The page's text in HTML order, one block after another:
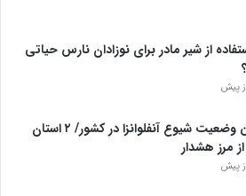
پایان داده است.
از شیر مادر برای نوزادان نارس حیاتی
آخرین وضعیت شیوع آنفلوانزا در کشور/ ۲ استان
از مرز هشدار